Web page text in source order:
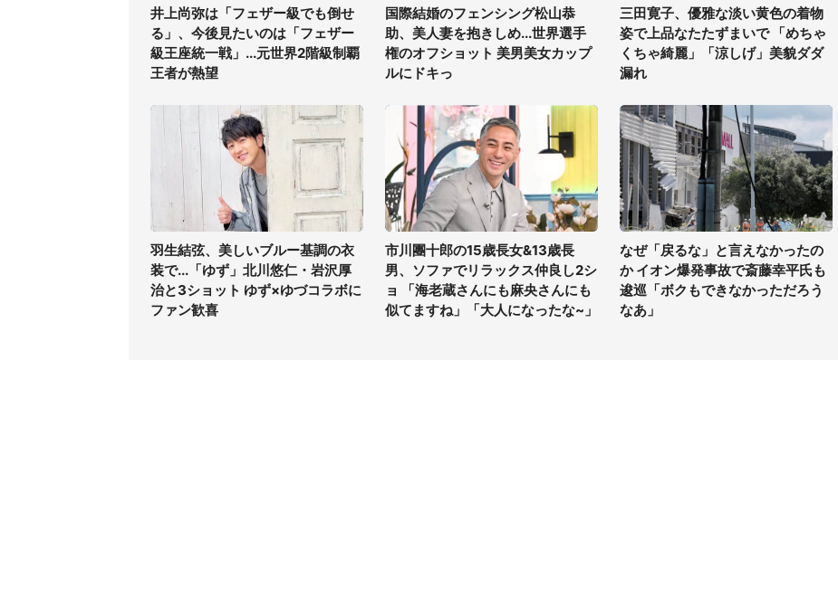
井上尚弥は「フェザー級でも倒せ
る」、今後見たいのは「フェザー
級王座統一戦」...元世界2階級制覇
王者が熱望
国際結婚のフェンシング松山恭
助、美人妻を抱きしめ...世界選手
権のオフショット 美男美女カップ
ルにドキっ
三田寛子、優雅な淡い黄色の着物
姿で上品なたたずまいで 「めちゃ
くちゃ綺麗」「涼しげ」美貌ダダ
漏れ
羽生結弦、美しいブルー基調の衣
装で...「ゆず」北川悠仁・岩沢厚
治と3ショット ゆず×ゆづコラボに
ファン歓喜
市川團十郎の15歳長女&13歳長
男、ソファでリラックス仲良し2シ
ョ 「海老蔵さんにも麻央さんにも
似てますね」「大人になったな~」
なぜ「戻るな」と言えなかったの
か イオン爆発事故で斎藤幸平氏も
逡巡「ボクもできなかっただろう
なあ」